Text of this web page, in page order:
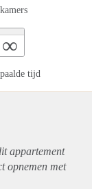
∞
tijd
appartement
opnemen met